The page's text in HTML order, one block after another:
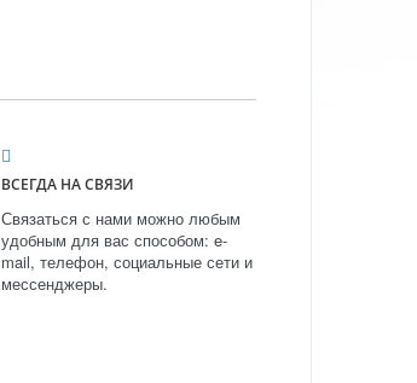
ВСЕГДА НА СВЯЗИ
Связаться с нами можно любым
удобным для вас способом: e-
mail, телефон, социальные сети и
мессенджеры.